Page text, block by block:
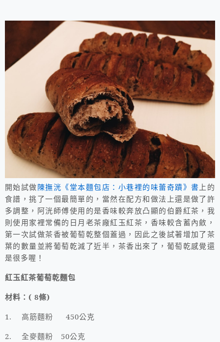
開始試做 陳撫洸《堂本麵包店：小巷裡的味蕾奇蹟》書 上的
食譜，挑了一個最簡單的，當然在配方和做法上還是做了許
多調整，阿洸師傅使用的是香味較奔放凸顯的伯爵紅茶，我
則使用家裡常備的日月老茶廠紅玉紅茶，香味較含蓄內斂，
第一次試做茶香被葡萄乾整個蓋過，因此之後試著增加了茶
葉的數量並將葡萄乾減了近半，茶香出來了，葡萄乾感覺還
是很多喔！
紅玉紅茶葡萄乾麵包
材料： ( 8條)
1. 高筋麵粉 450公克
2.全麥麵粉 50公克